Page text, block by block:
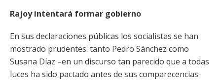
Rajoy intentará formar gobierno
En sus declaraciones públicas los socialistas se han
mostrado prudentes: tanto Pedro Sánchez como
Susana Díaz –en un discurso tan parecido que a todas
luces ha sido pactado antes de sus comparecencias-